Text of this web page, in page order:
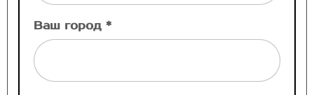
Ваш город *